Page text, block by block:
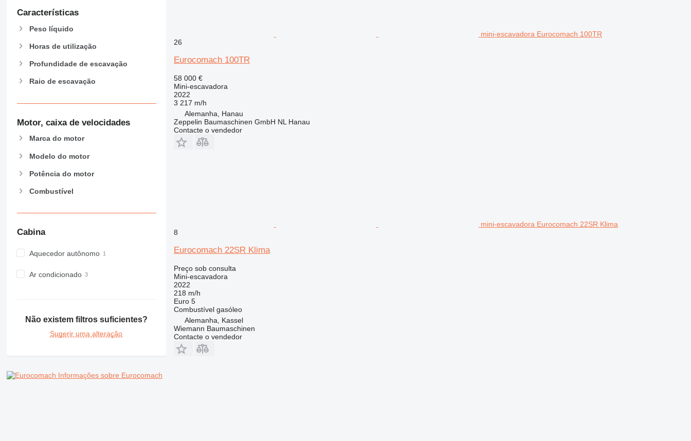
432
444
E-series
M-series
PC
Características
Peso líquido
Horas de utilização
Profundidade de escavação
Raio de escavação
Motor, caixa de velocidades
Marca do motor
Modelo do motor
Potência do motor
Combustível
Cabina
Aquecedor autônomo
Ar condicionado
Não existem filtros suficientes?
Sugerir uma alteração
Informações sobre Eurocomach
mini-escavadora Eurocomach 100TR
26
Eurocomach 100TR
58 000 €
Mini-escavadora
2022
3 217 m/h
Alemanha, Hanau
Zeppelin Baumaschinen GmbH NL Hanau
Contacte o vendedor
mini-escavadora Eurocomach 22SR Klima
8
Eurocomach 22SR Klima
Preço sob consulta
Mini-escavadora
2022
218 m/h
Euro 5
Combustível gasóleo
Alemanha, Kassel
Wiemann Baumaschinen
Contacte o vendedor